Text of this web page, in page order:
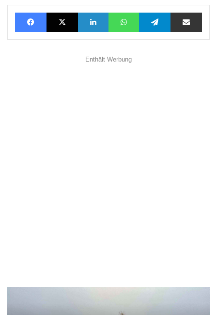
FacebookX LinkedInWhatsAppTelegramTeilen via E-Mail
Enthält Werbung